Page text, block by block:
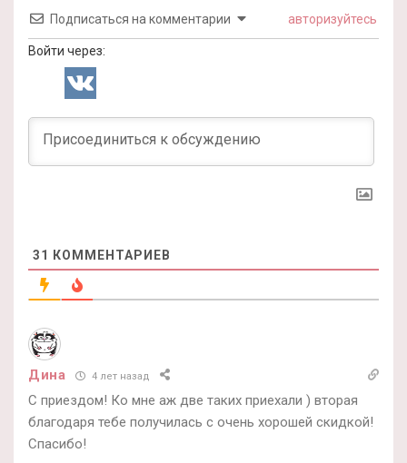
Подписаться на комментарии авторизуйтесь
Войти через:
31 КОММЕНТАРИЕВ
Дина 4 лет назад
С приездом! Ко мне аж две таких приехали ) вторая
благодаря тебе получилась с очень хорошей скидкой!
Спасибо!